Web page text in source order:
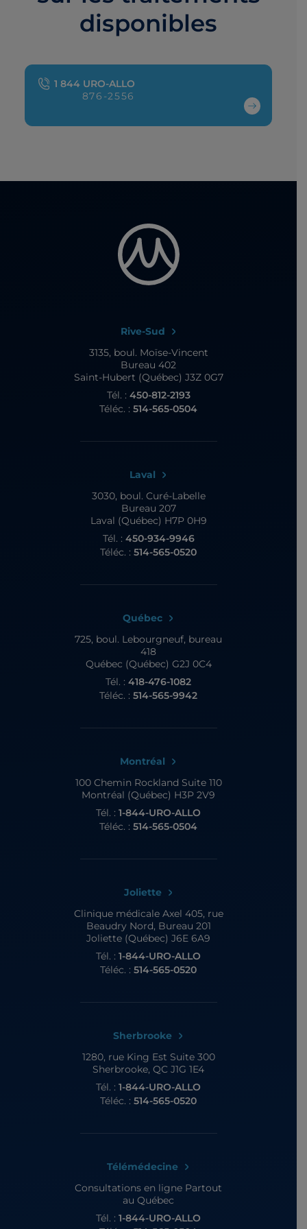
disponibles
1 844 URO-ALLO
876-2556
Rive-Sud
3135, boul. Moïse-Vincent
Bureau 402
Saint-Hubert (Québec) J3Z 0G7
Tél. : 450-812-2193
Téléc. : 514-565-0504
Laval
3030, boul. Curé-Labelle
Bureau 207
Laval (Québec) H7P 0H9
Tél. : 450-934-9946
Téléc. : 514-565-0520
Québec
725, boul. Lebourgneuf, bureau
418
Québec (Québec) G2J 0C4
Tél. : 418-476-1082
Téléc. : 514-565-9942
Montréal
100 Chemin Rockland Suite 110
Montréal (Québec) H3P 2V9
Tél. : 1-844-URO-ALLO
Téléc. : 514-565-0504
Joliette
Clinique médicale Axel 405, rue
Beaudry Nord, Bureau 201
Joliette (Québec) J6E 6A9
Tél. : 1-844-URO-ALLO
Téléc. : 514-565-0520
Sherbrooke
1280, rue King Est Suite 300
Sherbrooke, QC J1G 1E4
Tél. : 1-844-URO-ALLO
Téléc. : 514-565-0520
Télémédecine
Consultations en ligne Partout
au Québec
Tél. : 1-844-URO-ALLO